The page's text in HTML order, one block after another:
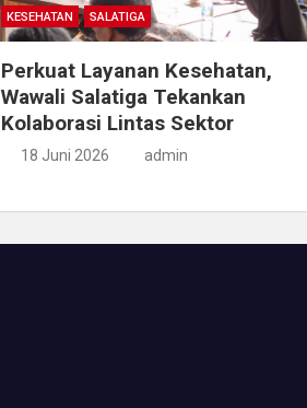
KESEHATAN SALATIGA
Perkuat Layanan Kesehatan,
Wawali Salatiga Tekankan
Kolaborasi Lintas Sektor
18 Juni 2026 admin